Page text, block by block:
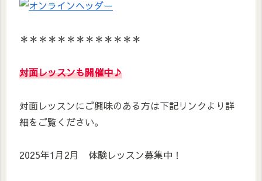
＊＊＊＊＊＊＊＊＊＊＊＊＊
対面レッスンも開催中♪
対面レッスンにご興味のある方は下記リンクより詳
細をご覧ください。
2025年1月2月 体験レッスン募集中！